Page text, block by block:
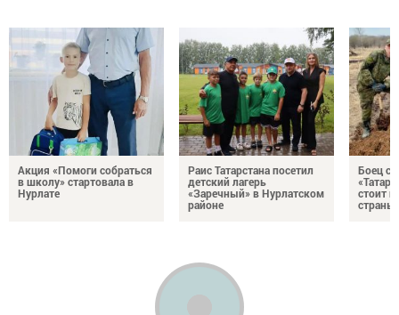
Акция «Помоги собраться
в школу» стартовала в
Нурлате
Раис Татарстана посетил
детский лагерь
«Заречный» в Нурлатском
районе
Боец с
стоит
страны